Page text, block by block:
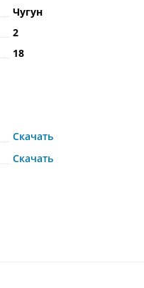
Чугун
2
18
Скачать
Скачать